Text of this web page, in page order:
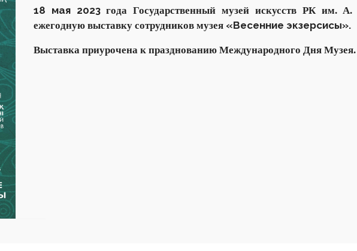
18 мая 2023 годаГосударственный музей искусств РК им. А.
ежегодную выставку сотрудников музея «Весенние экзерсисы».
Выставка приурочена к празднованию Международного Дня Музея.